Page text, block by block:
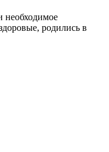
необходимое
родились в